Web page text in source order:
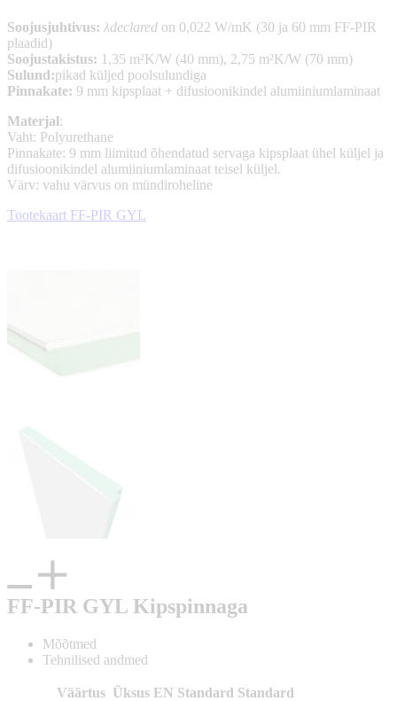
Soojusjuhtivus: λdeclared on 0,022 W/mK (30 ja 60 mm FF-PIR
plaadid)
Soojustakistus: 1,35 m²K/W (40 mm), 2,75 m²K/W (70 mm)
Sulund:pikad küljed poolsulundiga
Pinnakate: 9 mm kipsplaat + difusioonikindel alumiiniumlaminaat
Materjal:
Vaht: Polyurethane
Pinnakate: 9 mm liimitud õhendatud servaga kipsplaat ühel küljel ja
difusioonikindel alumiiniumlaminaat teisel küljel.
Värv: vahu värvus on mündiroheline
Tootekaart FF-PIR GYL
FF-PIR GYL Kipspinnaga
Mõõtmed
Tehnilised andmed
Väärtus Üksus EN Standard Standard